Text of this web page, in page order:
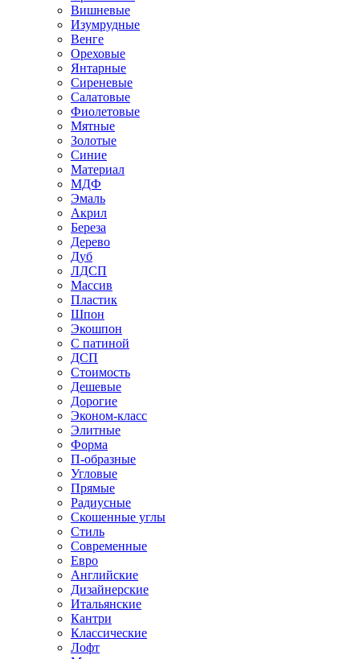
Вишневые
Изумрудные
Венге
Ореховые
Янтарные
Сиреневые
Салатовые
Фиолетовые
Мятные
Золотые
Синие
Материал
МДФ
Эмаль
Акрил
Береза
Дерево
Дуб
ЛДСП
Массив
Пластик
Шпон
Экошпон
С патиной
ДСП
Стоимость
Дешевые
Дорогие
Эконом-класс
Элитные
Форма
П-образные
Угловые
Прямые
Радиусные
Скошенные углы
Стиль
Современные
Евро
Английские
Дизайнерские
Итальянские
Кантри
Классические
Лофт